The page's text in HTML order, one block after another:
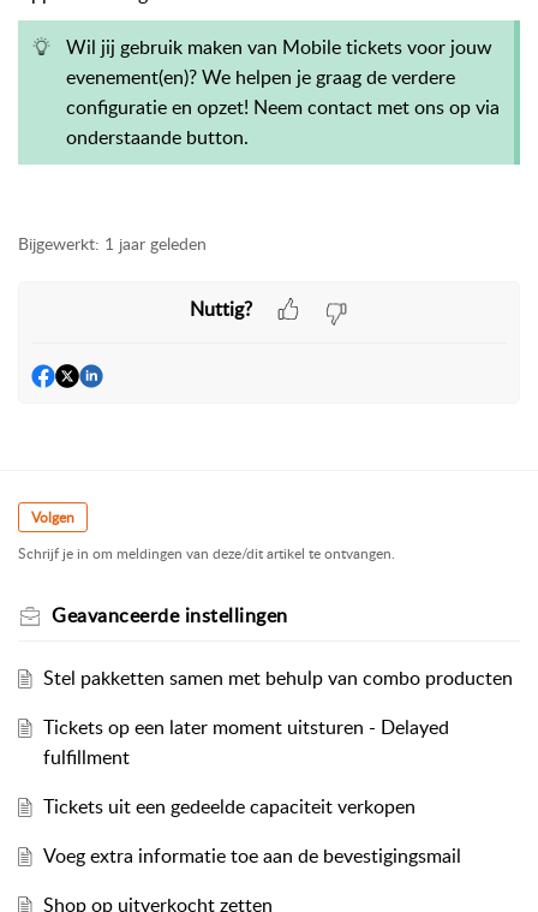
Wil jij gebruik maken van Mobile tickets voor jouw
evenement(en)? We helpen je graag de verdere
configuratie en opzet! Neem contact met ons op via
onderstaande button.
Bijgewerkt: 1 jaar geleden
Nuttig?
Volgen
Schrijf je in om meldingen van deze/dit artikel te ontvangen.
Geavanceerde instellingen
Stel pakketten samen met behulp van combo producten
Tickets op een later moment uitsturen - Delayed
fulfillment
Tickets uit een gedeelde capaciteit verkopen
Voeg extra informatie toe aan de bevestigingsmail
Shop op uitverkocht zetten